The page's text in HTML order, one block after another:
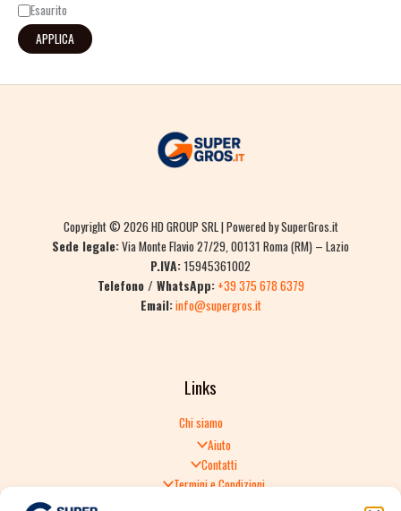
Esaurito
APPLICA
Copyright © 2026 HD GROUP SRL | Powered by SuperGros.it
Sede legale:Via Monte Flavio 27/29, 00131 Roma (RM) – Lazio
P.IVA:15945361002
Telefono / WhatsApp: +39 375 678 6379
Email:info@supergros.it
Links
Chi siamo
Aiuto
Contatti
Termini e Condizioni